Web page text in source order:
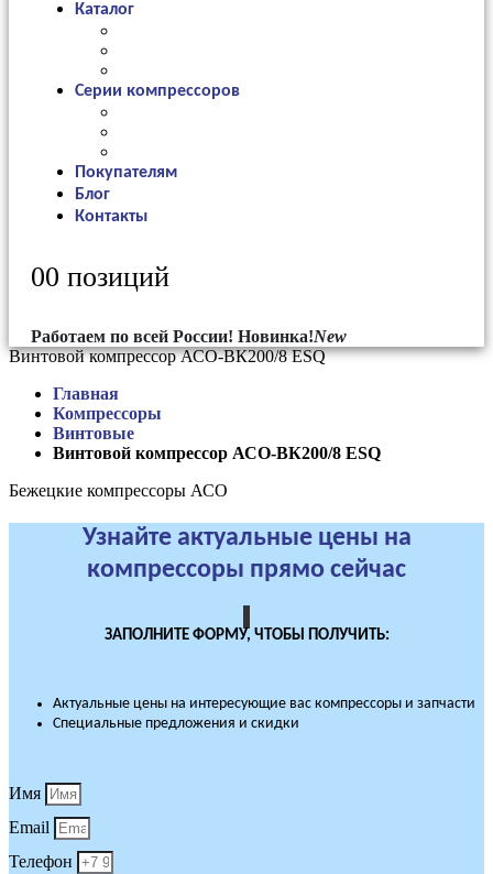
Каталог
Серии компрессоров
Покупателям
Блог
Контакты
00 позиций
Работаем по всей России! Новинка!New
Винтовой компрессор АСО-ВК200/8 ESQ
Главная
Компрессоры
Винтовые
Винтовой компрессор АСО-ВК200/8 ESQ
Бежецкие компрессоры АСО
Узнайте актуальные цены на
компрессоры прямо сейчас
ЗАПОЛНИТЕ ФОРМУ, ЧТОБЫ ПОЛУЧИТЬ:
Актуальные цены на интересующие вас компрессоры и запчасти
Специальные предложения и скидки
Имя
Email
Телефон